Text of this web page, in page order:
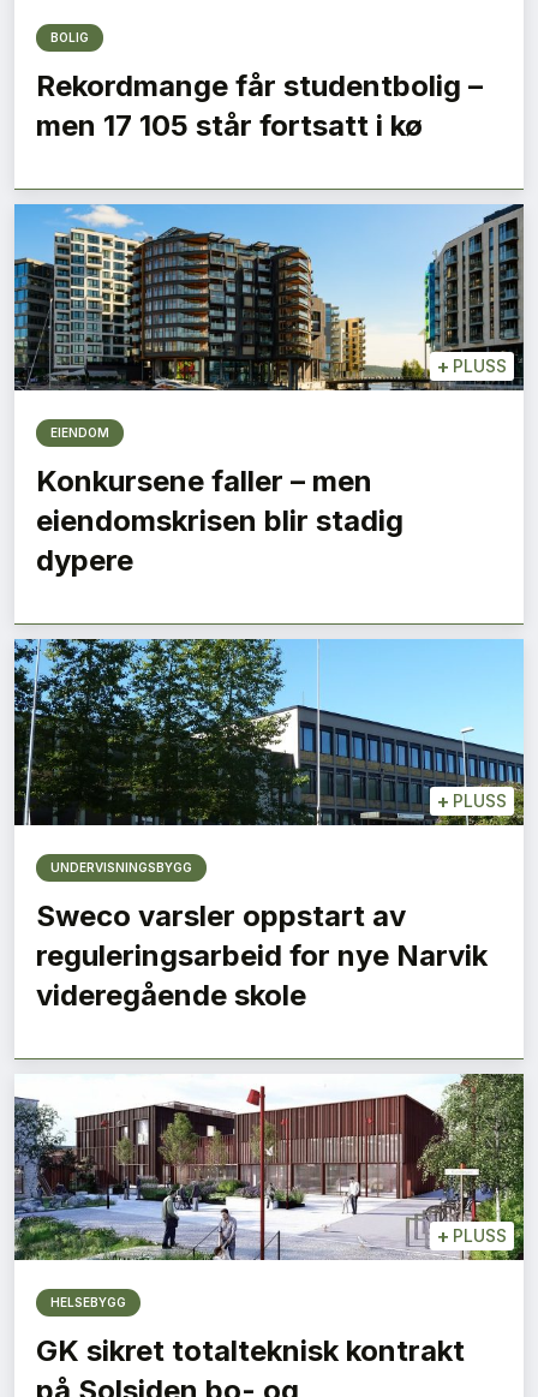
BOLIG
Rekordmange får studentbolig –
men 17 105 står fortsatt i kø
+ PLUSS
EIENDOM
Konkursene faller – men
eiendomskrisen blir stadig
dypere
+ PLUSS
UNDERVISNINGSBYGG
Sweco varsler oppstart av
reguleringsarbeid for nye Narvik
videregående skole
+ PLUSS
HELSEBYGG
GK sikret totalteknisk kontrakt